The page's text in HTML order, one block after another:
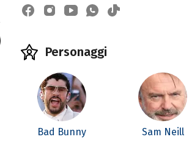
Personaggi
Bad Bunny Sam Neill